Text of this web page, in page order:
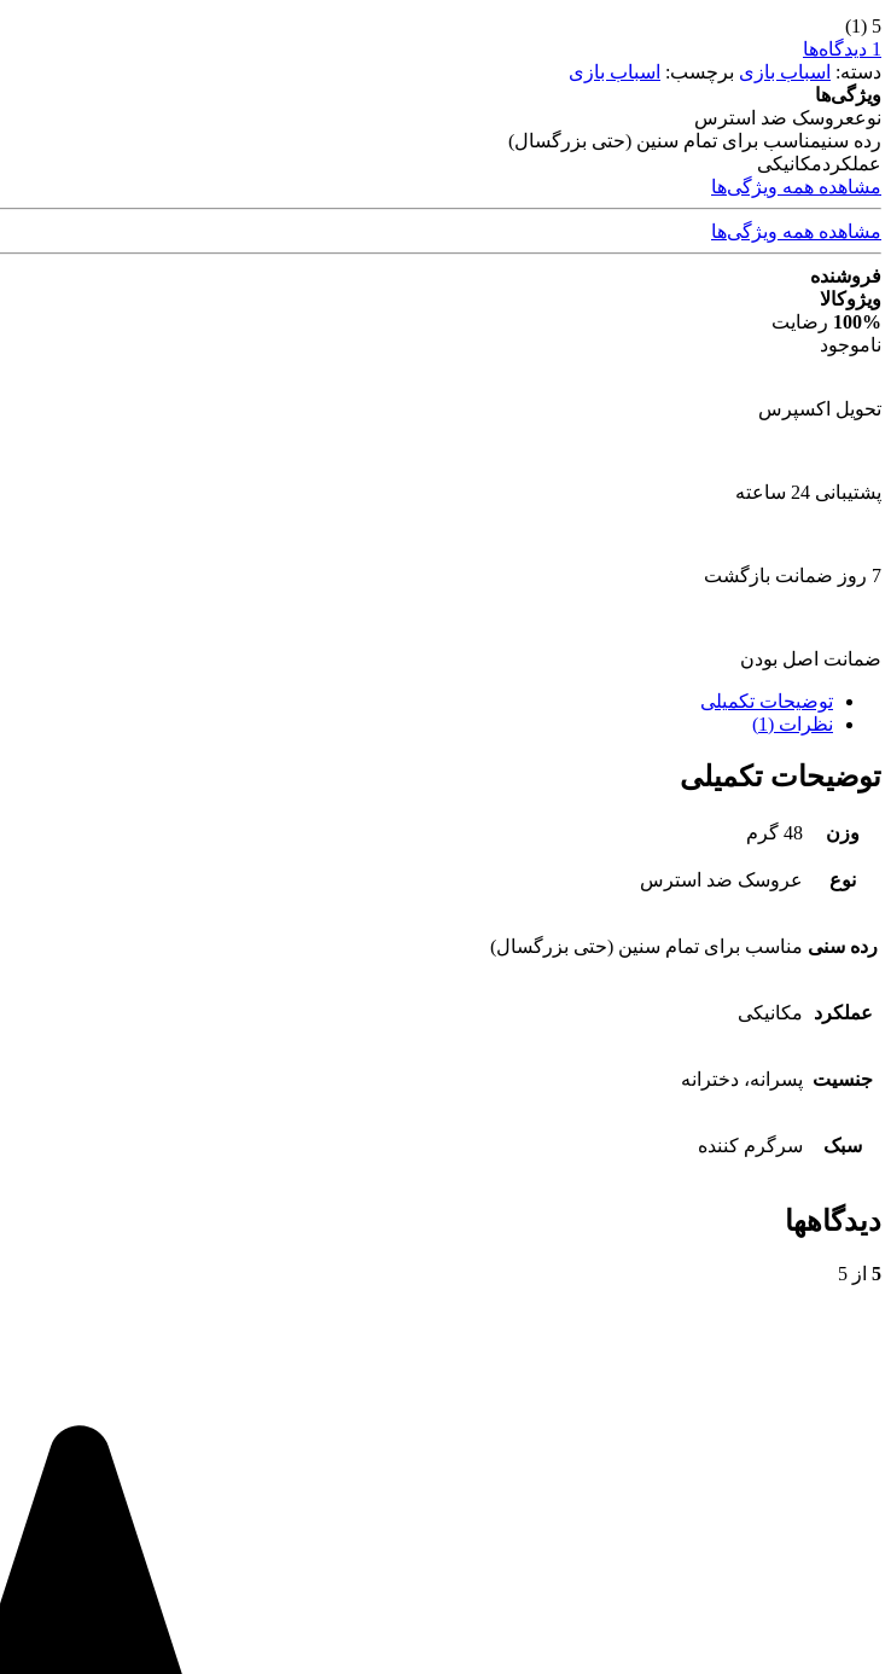
5
(1)
1 دیدگاه‌ها
دسته: اسباب بازی برچسب: اسباب بازی
ویژگی‌ها
نوععروسک ضد استرس
رده سنیمناسب برای تمام سنین (حتی بزرگسال)
عملکردمکانیکی
مشاهده همه ویژگی‌ها
مشاهده همه ویژگی‌ها
فروشنده
ویژوکالا
100% رضایت
ناموجود
تحویل اکسپرس
پشتیبانی 24 ساعته
7 روز ضمانت بازگشت
ضمانت اصل بودن
توضیحات تکمیلی
نظرات (1)
توضیحات تکمیلی
وزن 48 گرم
نوع عروسک ضد استرس
رده سنی مناسب برای تمام سنین (حتی بزرگسال)
عملکرد مکانیکی
جنسیت پسرانه، دخترانه
سبک سرگرم کننده
دیدگاهها
5 از 5